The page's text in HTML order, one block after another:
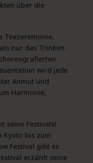
über die
Teezeremonie,
nur das Trinken
wird jede
Anmut und
Harmonie,
seine Festivals!
Kyoto bis zum
Festival gibt es
erzählt seine